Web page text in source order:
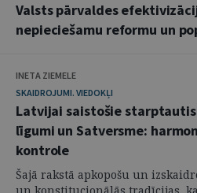
Valsts pārvaldes
nepieciešamu reformu un
INETA ZIEMELE
SKAIDROJUMI. VIEDOKĻI
Latvijai saistošie
līgumi un Satversme:
kontrole
Šajā rakstā apkopošu un